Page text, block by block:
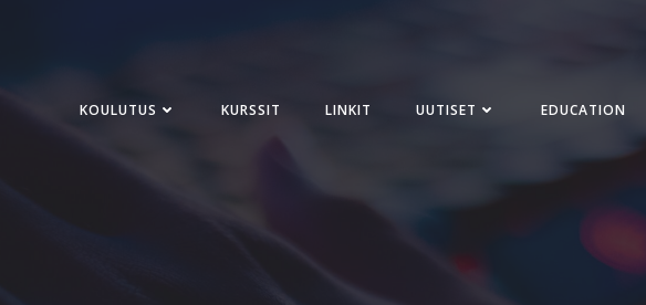
KOULUTUS KURSSIT LINKIT UUTISET EDUCATION